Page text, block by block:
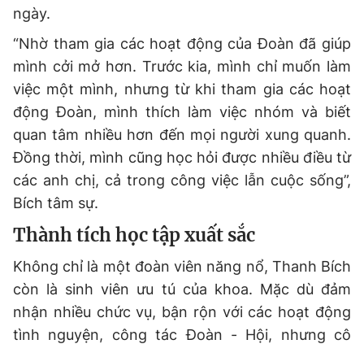
ngày.
“Nhờ tham gia các hoạt động của Đoàn đã giúp
mình cởi mở hơn. Trước kia, mình chỉ muốn làm
việc một mình, nhưng từ khi tham gia các hoạt
động Đoàn, mình thích làm việc nhóm và biết
quan tâm nhiều hơn đến mọi người xung quanh.
Đồng thời, mình cũng học hỏi được nhiều điều từ
các anh chị, cả trong công việc lẫn cuộc sống”,
Bích tâm sự.
Thành tích học tập xuất sắc
Không chỉ là một đoàn viên năng nổ, Thanh Bích
còn là sinh viên ưu tú của khoa. Mặc dù đảm
nhận nhiều chức vụ, bận rộn với các hoạt động
tình nguyện, công tác Đoàn - Hội, nhưng cô